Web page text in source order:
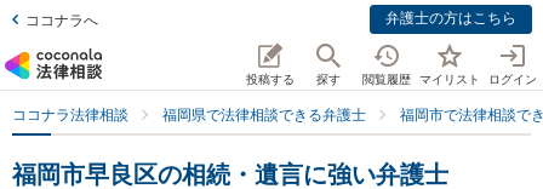
ココナラへ 弁護士の方はこちら
投稿する 探す 閲覧履歴 マイリスト ログイン
ココナラ法律相談 福岡県で法律相談できる弁護士 福岡市で法律相談で
福岡市早良区の相続・遺言に強い弁護士